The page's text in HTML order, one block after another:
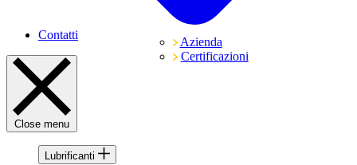
Azienda
Certificazioni
Contatti
Close menu
Lubrificanti